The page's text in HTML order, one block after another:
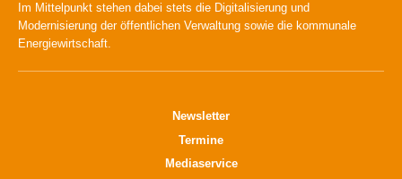
Im Mittelpunkt stehen dabei stets die Digitalisierung und
Modernisierung der öffentlichen Verwaltung sowie die kommunale
Energiewirtschaft.
Newsletter
Termine
Mediaservice